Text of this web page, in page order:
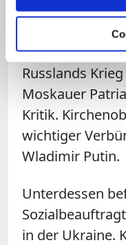
Papst,
zwei
Wegen seiner
Russlands
Moskauer
Kritik.
wichtiger
Wladimir Putin.
Unterdessen
in der Ukraine.